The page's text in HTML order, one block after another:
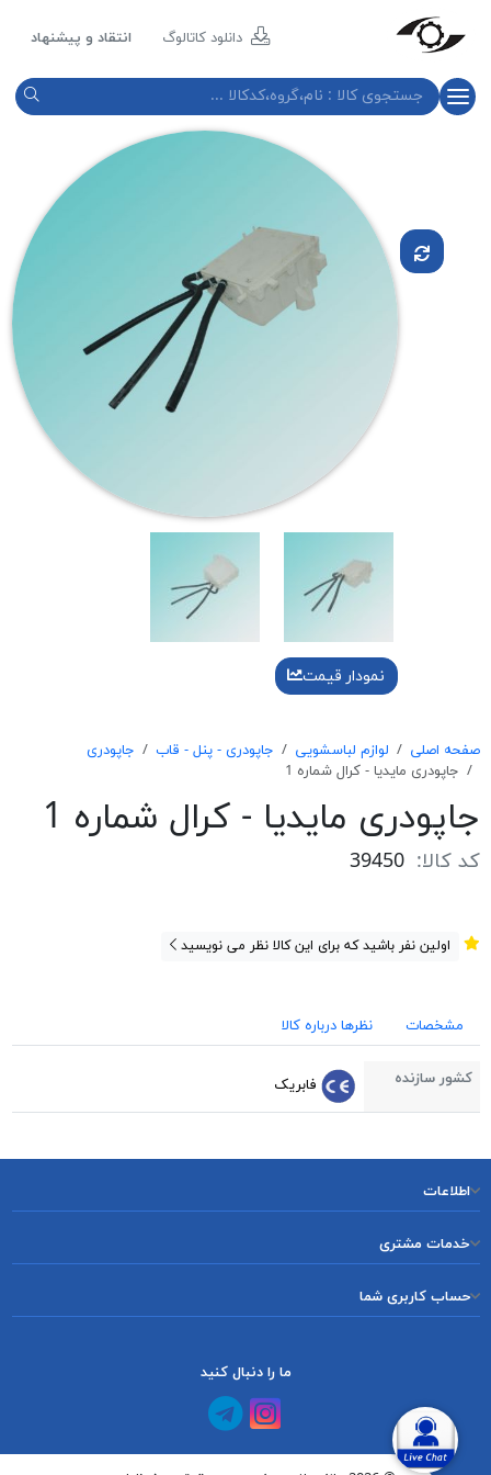
دانلود کاتالوگ انتقاد و پیشنهاد
نمودار قیمت
صفحه اصلی لوازم لباسشویی جاپودری - پنل - قاب
جاپودری
جاپودری مايديا - كرال شماره 1
جاپودری مايديا - كرال شماره 1
کد کالا: 39450
اولین نفر باشید که برای این کالا نظر می نویسید
مشخصات نظرها درباره کالا
کشور سازنده فابریک
اطلاعات
خدمات مشتری
حساب کاربری شما
ما را دنبال کنید
کانال آپارات
کانال تلگرام